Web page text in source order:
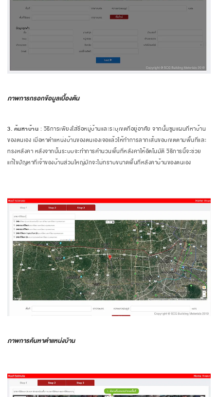
ภาพการกรอกข้อมูลเบื้องต้น
3. ค้นหาบ้าน : วิธีการเพียงใส่ชื่อหมู่บ้านและระบุเขตที่อยู่อาศัย จากนั้นซูมแผนที่หาบ้าน
ของตนเอง เมื่อหาตำแหน่งบ้านของตนเองเจอแล้วให้ทำการลากเส้นขอบเขตตามพื้นที่และ
ทรงหลังคา หลังจากนั้นระบบจะทำการคำนวนพื้นที่หลังคาให้อัตโนมัติ วิธีการนี้จะช่วย
แก้ไขปัญหาที่เจ้าของบ้านส่วนใหญ่มักจะไม่ทราบขนาดพื้นที่หลังคาบ้านของตนเอง
ภาพการค้นหาตำแหน่งบ้าน